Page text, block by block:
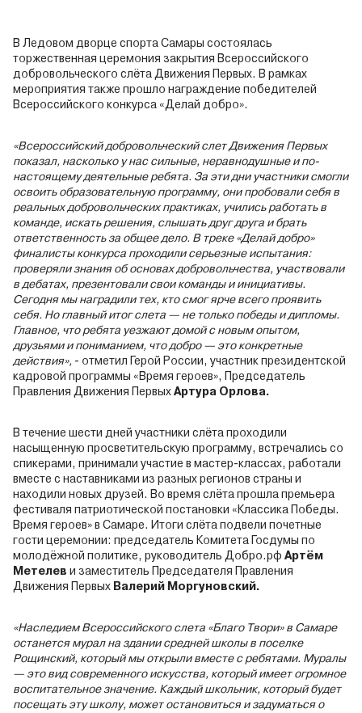
В Ледовом дворце спорта Самары состоялась
торжественная церемония закрытия Всероссийского
добровольческого слёта Движения Первых. В рамках
мероприятия также прошло награждение победителей
Всероссийского конкурса «Делай добро».
«Всероссийский добровольческий слет Движения Первых
показал, насколько у нас сильные, неравнодушные и по-
настоящему деятельные ребята. За эти дни участники смогли
освоить образовательную программу, они пробовали себя в
реальных добровольческих практиках, учились работать в
команде, искать решения, слышать друг друга и брать
ответственность за общее дело. В треке «Делай добро»
финалисты конкурса проходили серьезные испытания:
проверяли знания об основах добровольчества, участвовали
в дебатах, презентовали свои команды и инициативы.
Сегодня мы наградили тех, кто смог ярче всего проявить
себя. Но главный итог слета — не только победы и дипломы.
Главное, что ребята уезжают домой с новым опытом,
друзьями и пониманием, что добро — это конкретные
действия», - отметил Герой России, участник президентской
кадровой программы «Время героев», Председатель
Правления Движения ПервыхАртура Орлова.
В течение шести дней участники слёта проходили
насыщенную просветительскую программу, встречались со
спикерами, принимали участие в мастер-классах, работали
вместе с наставниками из разных регионов страны и
находили новых друзей. Во время слёта прошла премьера
фестиваля патриотической постановки «Классика Победы.
Время героев» в Самаре. Итоги слёта подвели почетные
гости церемонии: председатель Комитета Госдумы по
молодёжной политике, руководитель Добро.рф Артём
Метелев и заместитель Председателя Правления
Движения Первых Валерий Моргуновский.
«Наследием Всероссийского слета «Благо Твори» в Самаре
останется мурал на здании средней школы в поселке
Рощинский, который мы открыли вместе с ребятами. Муралы
— это вид современного искусства, который имеет огромное
воспитательное значение. Каждый школьник, который будет
посещать эту школу, может остановиться и задуматься о